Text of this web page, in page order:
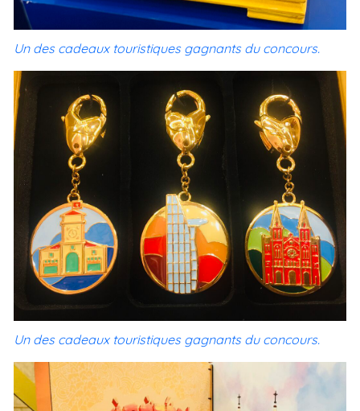
Un des cadeaux touristiques gagnants du concours.
Un des cadeaux touristiques gagnants du concours.